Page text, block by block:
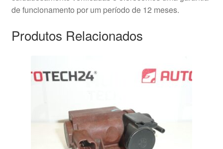
de funcionamento por um período de 12 meses.
Produtos Relacionados